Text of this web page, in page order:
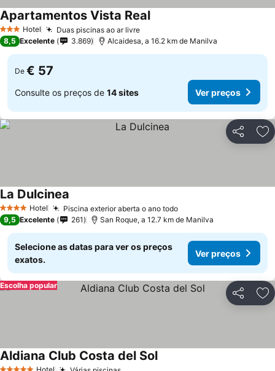
3 EstrelasHotel Duas piscinas ao ar livreVer preços
Apartamentos Vista RealVer preços
8,5 Excelente 3.869 Alcaidesa, a 16.2 km de Manilva
De € 57
Consulte os preços de 14 sites Ver preços
Partilhar
4 EstrelasHotel Piscina exterior aberta o ano todoVer preços
La Dulcinea
9,5 Excelente 261 San Roque, a 12.7 km de Manilva
Selecione as datas para ver os preços
exatos.
Ver preços
Partilhar
Escolha popular
Hotel
Aldiana Club Costa del SolVer preços